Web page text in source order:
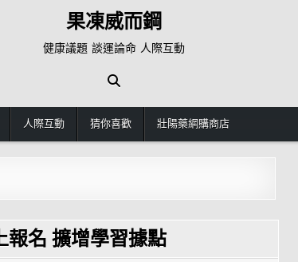
果凍威而鋼
健康議題 談運論命 人際互動
人際互動 猜你喜歡 壯陽藥網購商店
名 擴增學習據點